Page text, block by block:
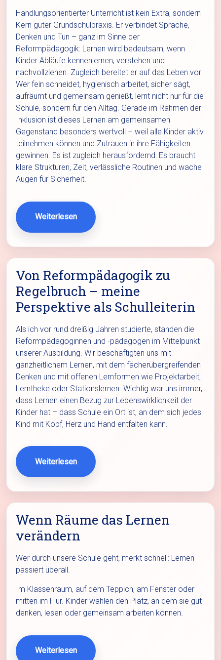
Handlungsorientierter Unterricht ist kein Extra, sondern
Kern guter Grundschulpraxis. Er verbindet Sprache,
Denken und Tun – ganz im Sinne der
Reformpädagogik: Lernen wird bedeutsam, wenn
Kinder Abläufe kennenlernen, verstehen und
nachvollziehen. Zugleich bereitet er auf das Leben vor:
Wer fein schneidet, hygienisch arbeitet, sicher sägt,
aufräumt und gemeinsam genießt, lernt nicht nur für die
Schule, sondern für den Alltag. Gerade im Rahmen der
Inklusion ist dieses Lernen am gemeinsamen
Gegenstand besonders wertvoll – weil alle Kinder aktiv
teilnehmen können und Zutrauen in ihre Fähigkeiten
gewinnen. Es ist zugleich herausfordernd: Es braucht
klare Strukturen, Zeit, verlässliche Routinen und wache
Augen für Sicherheit.
Weiterlesen
Von Reformpädagogik zu
Regelbruch – meine
Perspektive als Schulleiterin
Als ich vor rund dreißig Jahren studierte, standen die
Reformpädagoginnen und -pädagogen im Mittelpunkt
unserer Ausbildung. Wir beschäftigten uns mit
ganzheitlichem Lernen, mit dem fächerübergreifenden
Denken und mit offenen Lernformen wie Projektarbeit,
Lerntheke oder Stationslernen. Wichtig war uns immer,
dass Lernen einen Bezug zur Lebenswirklichkeit der
Kinder hat – dass Schule ein Ort ist, an dem sich jedes
Kind mit Kopf, Herz und Hand entfalten kann.
Weiterlesen
Wenn Räume das Lernen
verändern
Wer durch unsere Schule geht, merkt schnell: Lernen
passiert überall.
Im Klassenraum, auf dem Teppich, am Fenster oder
mitten im Flur. Kinder wählen den Platz, an dem sie gut
denken, lesen oder gemeinsam arbeiten können.
Weiterlesen